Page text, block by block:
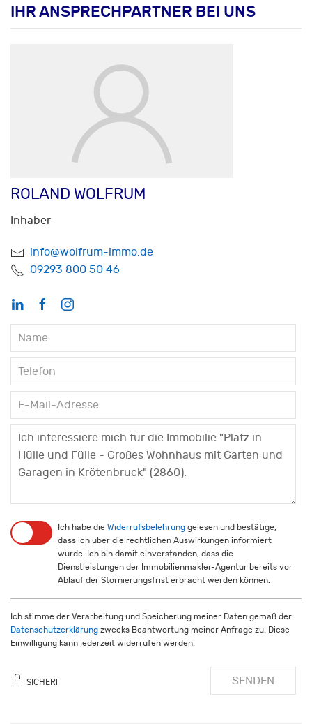
IHR ANSPRECHPARTNER BEI UNS
ROLAND WOLFRUM
Inhaber
info@wolfrum-immo.de
09293 800 50 46
Ich habe die Widerrufsbelehrung gelesen und bestätige,
dass ich über die rechtlichen Auswirkungen informiert
wurde. Ich bin damit einverstanden, dass die
Dienstleistungen der Immobilienmakler-Agentur bereits vor
Ablauf der Stornierungsfrist erbracht werden können.
Ich stimme der Verarbeitung und Speicherung meiner Daten gemäß der
Datenschutzerklärung zwecks Beantwortung meiner Anfrage zu. Diese
Einwilligung kann jederzeit widerrufen werden.
SICHER! SENDEN